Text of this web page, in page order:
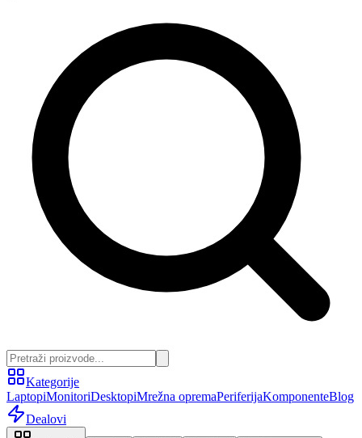
Kategorije
LaptopiMonitoriDesktopiMrežna opremaPeriferijaKomponenteBlog
Dealovi